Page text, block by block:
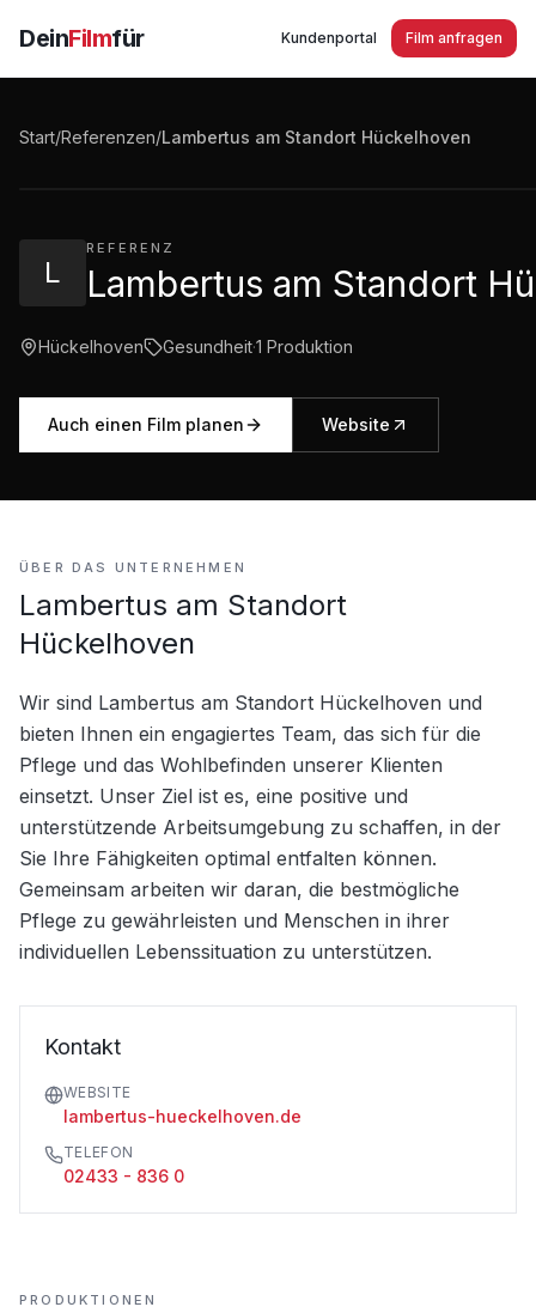
DeinFilmfür Kundenportal Film anfragen
Start/Referenzen/Lambertus am Standort Hückelhoven
L
REFERENZ
Lambertus am Standort
Hückelhoven Gesundheit·1 Produktion
Auch einen Film planen Website
Pflege!
ÜBER DAS UNTERNEHMEN
Lambertus am Standort
Hückelhoven
Wir sind Lambertus am Standort Hückelhoven und
bieten Ihnen ein engagiertes Team, das sich für die
Pflege und das Wohlbefinden unserer Klienten
einsetzt. Unser Ziel ist es, eine positive und
unterstützende Arbeitsumgebung zu schaffen, in der
Sie Ihre Fähigkeiten optimal entfalten können.
Gemeinsam arbeiten wir daran, die bestmögliche
Pflege zu gewährleisten und Menschen in ihrer
individuellen Lebenssituation zu unterstützen.
Kontakt
WEBSITE
lambertus-hueckelhoven.de
TELEFON
02433 - 836 0
PRODUKTIONEN